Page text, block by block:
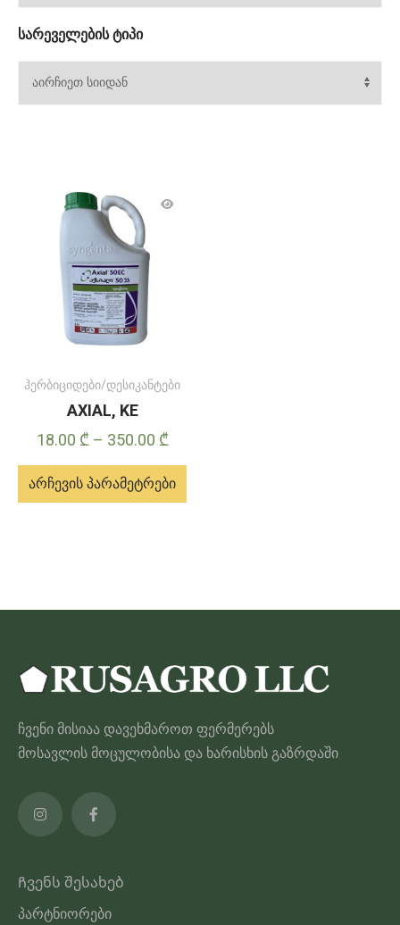
ᲡᲐᲠᲔᲕᲔᲚᲔᲑᲘᲡ ᲢᲘᲞᲘ
ჰერბიციდები/დესიკანტები
AXIAL, KE
18.00 ₾ – 350.00 ₾Price
range:
18.00 ₾
არჩევის პარამეტრები
შეიძლება
შეირჩეს
გვერდზე
ჩვენი მისიაა დავეხმაროთ ფერმერებს
მოსავლის მოცულობისა და ხარისხის გაზრდაში
Ჩვენს შესახებ
პარტნიორები